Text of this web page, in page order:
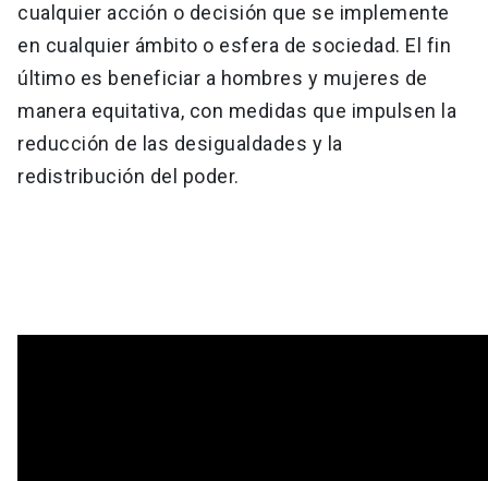
cualquier acción o decisión que se implemente
en cualquier ámbito o esfera de sociedad. El fin
último es beneficiar a hombres y mujeres de
manera equitativa, con medidas que impulsen la
reducción de las desigualdades y la
redistribución del poder.